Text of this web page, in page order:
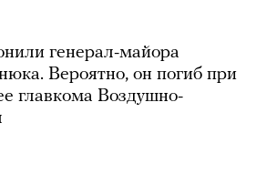
генерал-майора
Вероятно, он погиб при
главкома Воздушно-